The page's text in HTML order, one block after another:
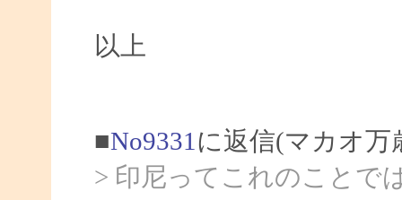
以上
■No9331 に返信(マカオ万
> 印尼ってこれのことで